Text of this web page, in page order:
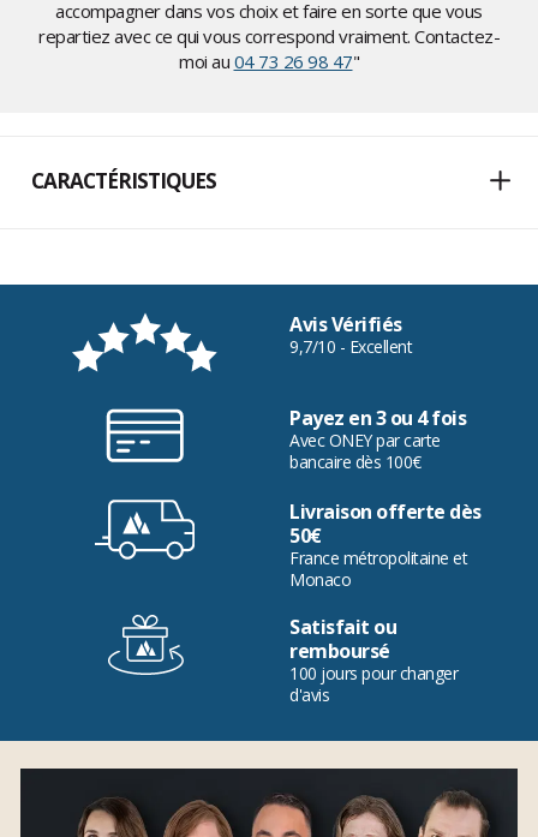
accompagner dans vos choix et faire en sorte que vous
repartiez avec ce qui vous correspond vraiment. Contactez-
moi au 04 73 26 98 47"
CARACTÉRISTIQUES
Avis Vérifiés
9,7/10 - Excellent
Payez en 3 ou 4 fois
Avec ONEY par carte
bancaire dès 100€
Livraison offerte dès
50€
France métropolitaine et
Monaco
Satisfait ou
remboursé
100 jours pour changer
d'avis